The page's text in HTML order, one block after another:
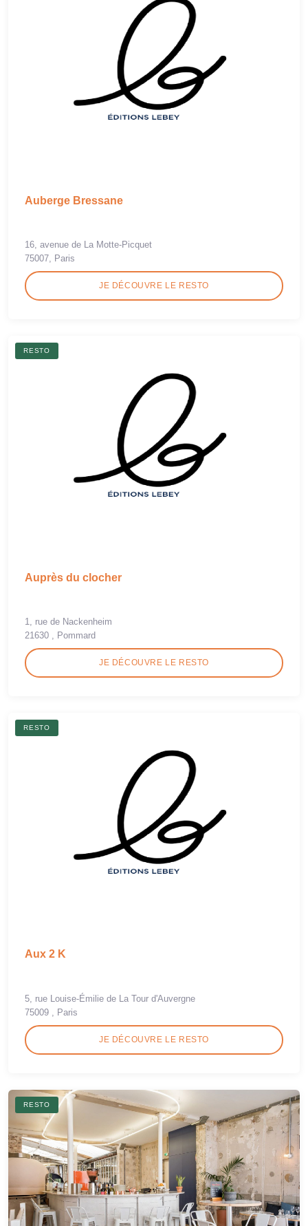
Auberge Bressane
16, avenue de La Motte-Picquet
75007, Paris
JE DÉCOUVRE LE RESTO
RESTO
Auprès du clocher
1, rue de Nackenheim
21630 , Pommard
JE DÉCOUVRE LE RESTO
RESTO
Aux 2 K
5, rue Louise-Émilie de La Tour d'Auvergne
75009 , Paris
JE DÉCOUVRE LE RESTO
RESTO